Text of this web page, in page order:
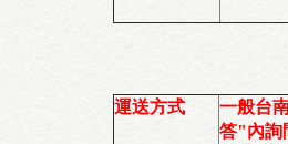
運送方式 一般台
答"內詢